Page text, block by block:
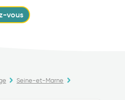
vous
Seine-et-Marne